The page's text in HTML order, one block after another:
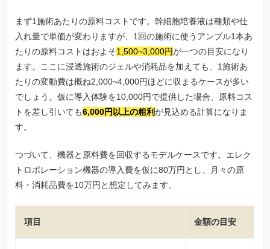
まず1施術あたりの原料コストです。幹細胞培養液は種類や仕
入れ量で単価が変わりますが、1回の施術に使うアンプル1本あ
たりの原料コストはおよそ1,500~3,000円が一つの目安になり
ます。ここに浸透施術のジェルや消耗品を加えても、1施術あ
たりの変動費は概ね2,000~4,000円ほどに収まるケースが多い
でしょう。仮に導入体験を10,000円で提供した場合、原料コス
トを差し引いても6,000円以上の粗利が見込める計算になりま
す。
つづいて、機器と原料費を回収するモデルケースです。エレク
トロポレーション機器の導入費を仮に80万円とし、月々の原
料・消耗品費を10万円と想定してみます。
項目 金額の目安